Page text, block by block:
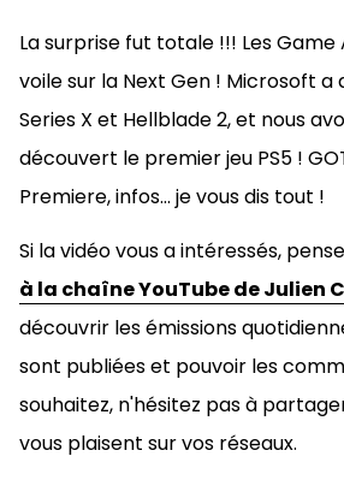
La surprise fut totale !!! Les
voile sur la Next Gen ! Microsoft a
Series X et Hellblade 2, et nous
découvert le premier jeu PS5 !
Premiere, infos... je vous dis tout !
Si la vidéo vous a intéressés,
à la chaîne YouTube de Julien
découvrir les émissions
sont publiées et pouvoir les
souhaitez, n'hésitez pas à
vous plaisent sur vos réseaux.